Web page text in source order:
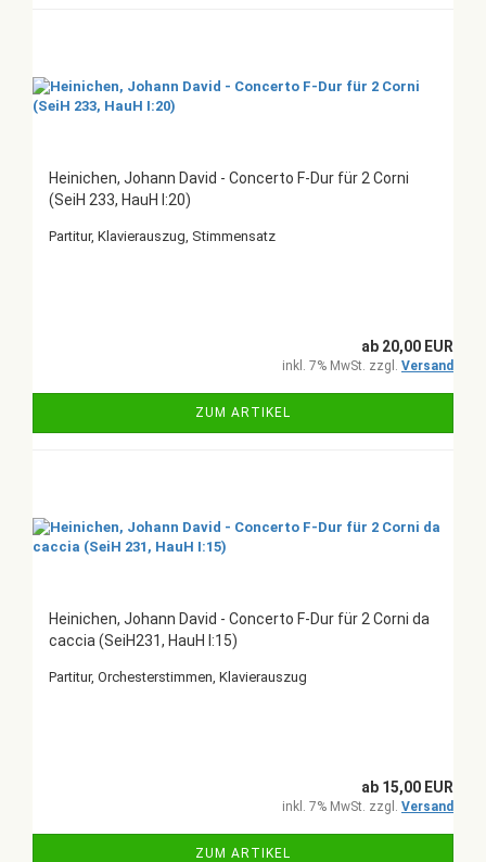
Heinichen, Johann David - Concerto F-Dur für 2 Corni
(SeiH 233, HauH I:20)
Partitur, Klavierauszug, Stimmensatz
ab 20,00 EUR
inkl. 7% MwSt. zzgl. Versand
ZUM ARTIKEL
Heinichen, Johann David - Concerto F-Dur für 2 Corni da
caccia (SeiH231, HauH I:15)
Partitur, Orchesterstimmen, Klavierauszug
ab 15,00 EUR
inkl. 7% MwSt. zzgl. Versand
ZUM ARTIKEL